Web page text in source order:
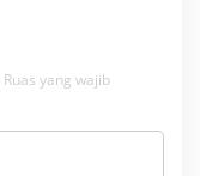
Ruas yang wajib